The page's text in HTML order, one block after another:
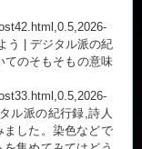
う | デジタル派の紀
てのそもそもの意味
ル派の紀行録,詩人
した。染色などで